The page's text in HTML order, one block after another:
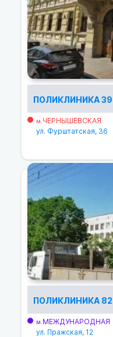
ПОЛИКЛИНИКА 39
м.ЧЕРНЫШЕВСКАЯ
ул. Фурштатская, 36
ПОЛИКЛИНИКА 82
м.МЕЖДУНАРОДНАЯ
ул. Пражская, 12